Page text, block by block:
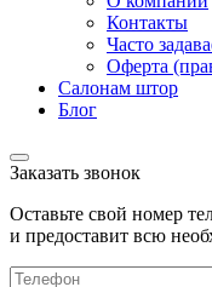
Контакты
Часто
Оферта
Салонам штор
Блог
Заказать звонок
Оставьте свой номер
и предоставит всю